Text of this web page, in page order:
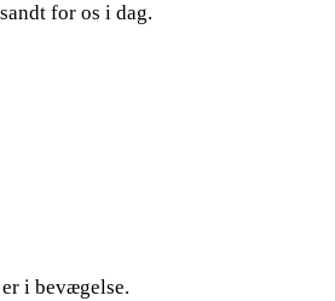
for os i dag.
i bevægelse.